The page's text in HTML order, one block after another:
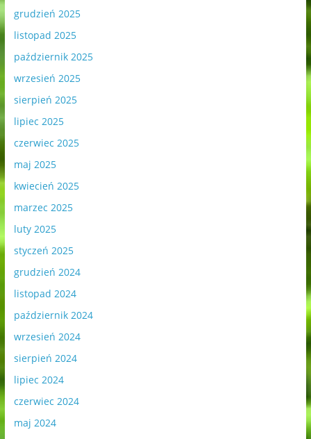
grudzień 2025
listopad 2025
październik 2025
wrzesień 2025
sierpień 2025
lipiec 2025
czerwiec 2025
maj 2025
kwiecień 2025
marzec 2025
luty 2025
styczeń 2025
grudzień 2024
listopad 2024
październik 2024
wrzesień 2024
sierpień 2024
lipiec 2024
czerwiec 2024
maj 2024